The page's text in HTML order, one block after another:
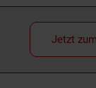
Jetzt